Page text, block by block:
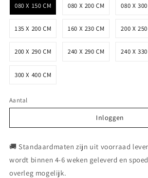
080 X 150 CM 080 X 200 CM 080 X
135 X 200 CM 160 X 230 CM 200 X
200 X 290 CM 240 X 290 CM 240 X
300 X 400 CM
Aantal
Inloggen
Inloggen
🚚 Standaardmaten zijn uit voorraad
wordt binnen 4-6 weken geleverd en
overleg mogelijk.